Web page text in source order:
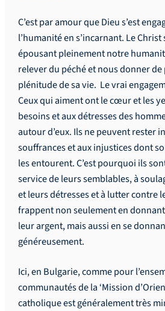
C’est par amour que Dieu s’est
l’humanité en s’incarnant. Le Christ
épousant pleinement notre
relever du péché et nous donner
plénitude de sa vie. Le vrai
Ceux qui aiment ont le cœur et les
besoins et aux détresses des
autour d’eux. Ils ne peuvent rester
souffrances et aux injustices dont
les entourent. C’est pourquoi ils
service de leurs semblables, à
et leurs détresses et à lutter contre
frappent non seulement en
leur argent, mais aussi en se
généreusement.
Ici, en Bulgarie, comme pour
communautés de la ‘Mission
catholique est généralement très